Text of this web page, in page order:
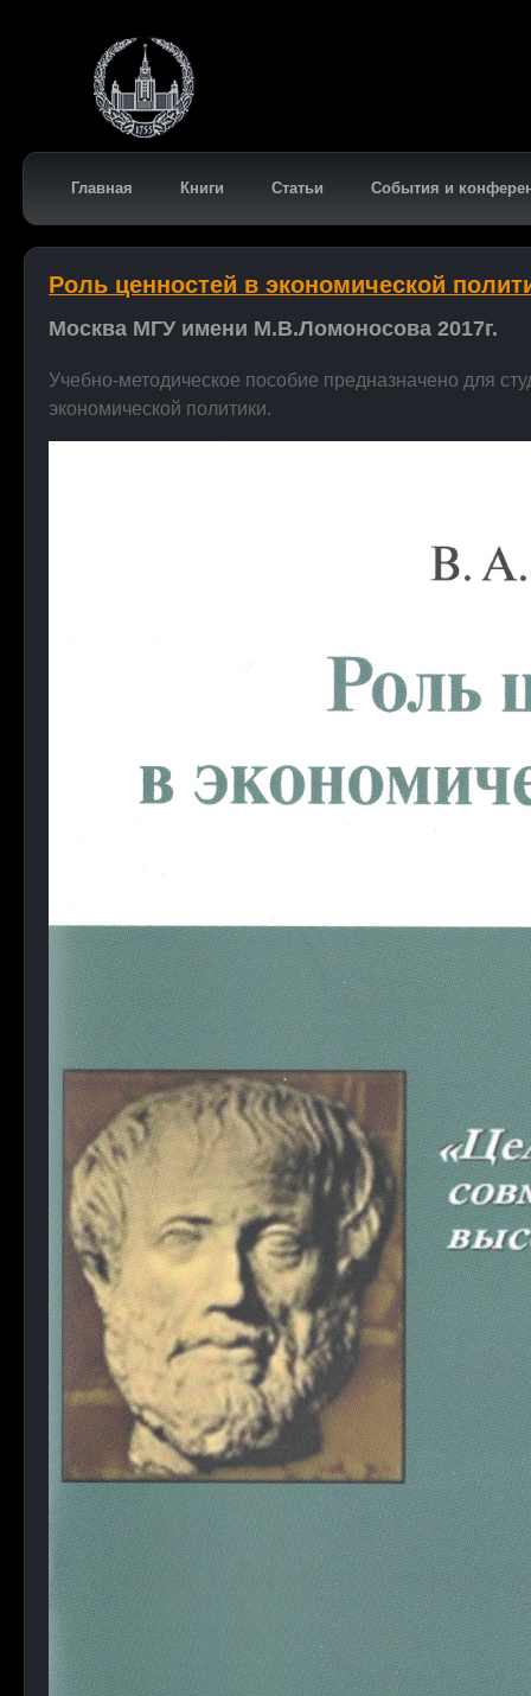
Главная Книги Статьи События и
Роль ценностей в экономической
Москва МГУ имени М.В.Ломоносова 2017г.
Учебно-методическое пособие предназначено для
экономической политики.